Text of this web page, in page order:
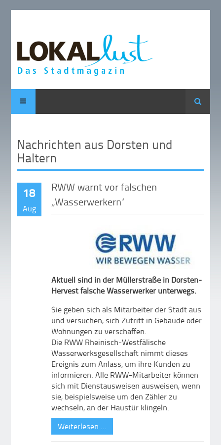
Suche
Nachrichten aus Dorsten und
Haltern
18
Aug
RWW warnt vor falschen
„Wasserwerkern“
Aktuell sind in der Müllerstraße in Dorsten-
Hervest falsche Wasserwerker unterwegs.
Sie geben sich als Mitarbeiter der Stadt aus
und versuchen, sich Zutritt in Gebäude oder
Wohnungen zu verschaffen.
Die RWW Rheinisch-Westfälische
Wasserwerksgesellschaft nimmt dieses
Ereignis zum Anlass, um ihre Kunden zu
informieren. Alle RWW-Mitarbeiter können
sich mit Dienstausweisen ausweisen, wenn
sie, beispielsweise um den Zähler zu
wechseln, an der Haustür klingeln.
Weiterlesen …